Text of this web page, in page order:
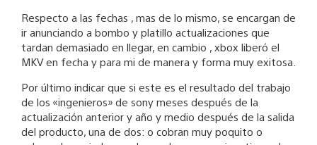
Respecto a las fechas , mas de lo mismo, se encargan de
ir anunciando a bombo y platillo actualizaciones que
tardan demasiado en llegar, en cambio , xbox liberó el
MKV en fecha y para mi de manera y forma muy exitosa.
Por último indicar que si este es el resultado del trabajo
de los «ingenieros» de sony meses después de la
actualización anterior y año y medio después de la salida
del producto, una de dos: o cobran muy poquito o